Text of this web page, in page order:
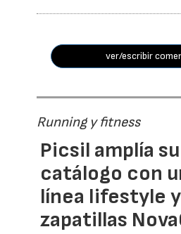
ver/escribir
Running y fitness
Picsil amplía su
catálogo con
línea lifestyle
zapatillas